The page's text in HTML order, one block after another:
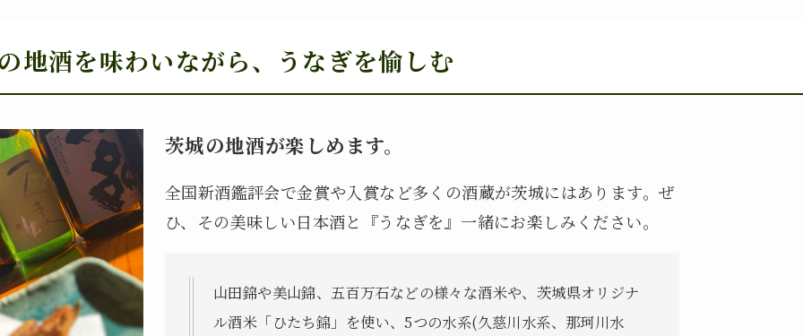
地酒を味わいながら、うなぎを愉しむ
茨城の地酒が楽しめます。
全国新酒鑑評会で金賞や入賞など多くの酒蔵が茨城にはあります。ぜ
ひ、その美味しい日本酒と『うなぎを』一緒にお楽しみください。
山田錦や美山錦、五百万石などの様々な酒米や、茨城県オリジナ
ル酒米「ひたち錦」を使い、5つの水系(久慈川水系、那珂川水